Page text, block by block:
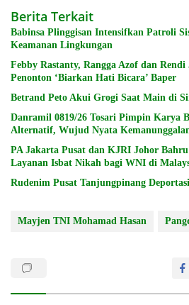
Berita Terkait
Babinsa Plinggisan Intensifkan Patroli
Keamanan Lingkungan
Febby Rastanty, Rangga Azof dan
Penonton ‘Biarkan Hati Bicara’ Baper
Betrand Peto Akui Grogi Saat Main di
Danramil 0819/26 Tosari Pimpin Karya
Alternatif, Wujud Nyata
PA Jakarta Pusat dan KJRI Johor
Layanan Isbat Nikah bagi WNI di
Rudenim Pusat Tanjungpinang
Mayjen TNI Mohamad Hasan